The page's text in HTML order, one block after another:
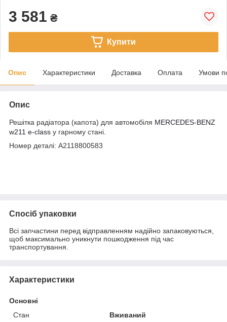
3 581 ₴
Купити
Опис Характеристики Доставка Оплата Умови
Опис
Решітка радіатора (капота) для автомобіля MERCEDES-BENZ
w211 e-class у гарному стані.
Номер деталі: A2118800583
Спосіб упаковки
Всі запчастини перед відправленням надійно запаковуються,
щоб максимально уникнути пошкодження під час
транспортування.
Характеристики
Основні
Стан
Вживаний